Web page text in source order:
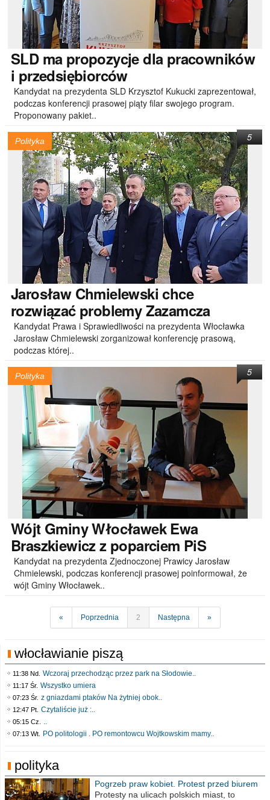
SLDma propozycje dla pracowników
i przedsiębiorców
Kandydat na prezydenta SLD Krzysztof Kukucki zaprezentował,
podczas konferencji prasowej piąty filar swojego program.
Proponowany pakiet..
Polityka
JarosławChmielewski chce
rozwiązać problemy Zazamcza
Kandydat Prawa i Sprawiedliwości na prezydenta Włocławka
Jarosław Chmielewski zorganizował konferencję prasową,
podczas której..
5
Polityka
WójtGminy Włocławek Ewa
Braszkiewicz z poparciem PiS
Kandydat na prezydenta Zjednoczonej Prawicy Jarosław
Chmielewski, podczas konferencji prasowej poinformował, że
wójt Gminy Włocławek..
5
« Poprzednia 2 Następna »
włocławianie piszą
11:38 Nd. Wczoraj przechodząc przez park na Słodowie..
11:17 Śr. Wszystko umiera
07:23 Śr. z gniazdami ptaków Na żytniej obok..
12:47 Pt. Czytaliście już :..
05:15 Cz. ..
07:13 Wt. PO politologii . PO remontowcu Wojtkowskim mamy..
polityka
Pogrzeb praw kobiet. Protest przed biurem
poselskim PiS
Protesty na ulicach polskich miast, to